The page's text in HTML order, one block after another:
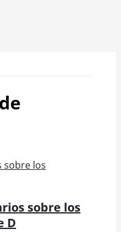
sobre los
D